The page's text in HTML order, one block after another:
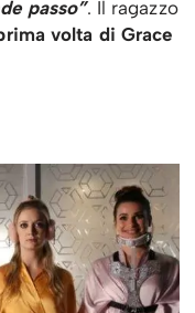
passo”. Il ragazzo
volta di Grace